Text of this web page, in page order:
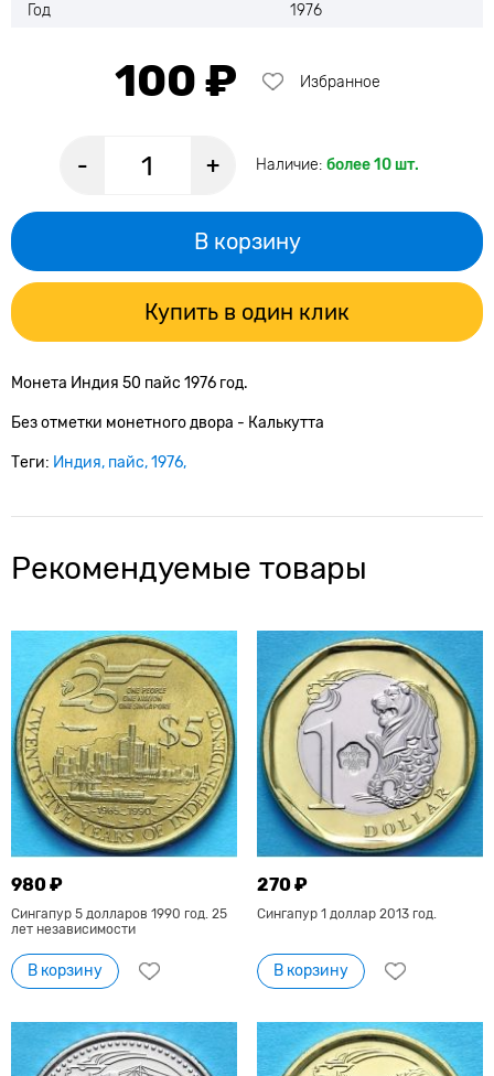
Год
1976
100 ₽ Избранное
- + Наличие: более 10 шт.
В корзину
Купить в один клик
Монета Индия 50 пайс 1976 год.
Без отметки монетного двора - Калькутта
Теги: Индия пайс 1976
Рекомендуемые товары
980 ₽
Сингапур 5 долларов 1990 год. 25
лет независимости
В корзину
270 ₽
Сингапур 1 доллар 2013 год.
В корзину